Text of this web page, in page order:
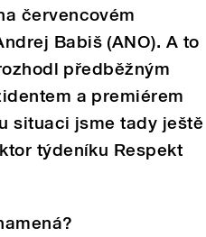
červencovém
Babiš (ANO). A to
předběžným
a premiérem
situaci jsme tady ještě
týdeníku Respekt